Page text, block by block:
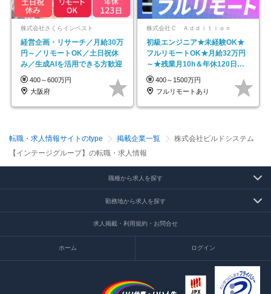
株式会社さくらインベスト
経営企画・リサーチ／月給30万
円～／リモートOK／土日祝休
み／生成AIを活用できる方歓迎
400～600万円
大阪府
株式会社Ｃ Ａｄｄｉｔｉｏｎ
初級エンジニア★未経験OK★
フルリモートOK★月給32万円
～★残業月10h＆年休120日以
上★副業可
400～1500万円
フルリモートあり
転職・求人情報サイトのtype 掲載企業一覧
株式会社ビルドシステム
【インテージグループ】の転職・求人情報
職種から求人を探す
勤務地から求人を探す
求人掲載・利用規約・お問合せ
ホーム ログイン